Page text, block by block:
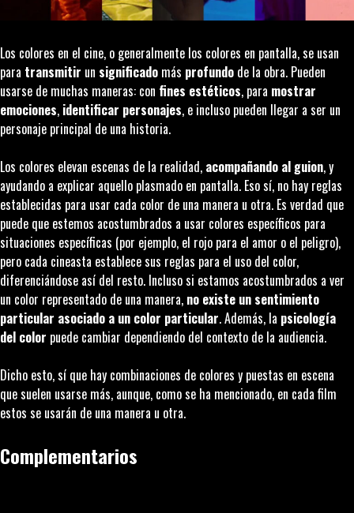
Los colores en el cine, o generalmente los colores en pantalla, se usan
para transmitir un significado más profundo de la obra. Pueden
usarse de muchas maneras: con fines estéticos, para mostrar
emociones, identificar personajes, e incluso pueden llegar a ser un
personaje principal de una historia.
Los colores elevan escenas de la realidad, acompañando al guion, y
ayudando a explicar aquello plasmado en pantalla. Eso sí, no hay reglas
establecidas para usar cada color de una manera u otra. Es verdad que
puede que estemos acostumbrados a usar colores específicos para
situaciones específicas (por ejemplo, el rojo para el amor o el peligro),
pero cada cineasta establece sus reglas para el uso del color,
diferenciándose así del resto. Incluso si estamos acostumbrados a ver
un color representado de una manera, no existe un sentimiento
particular asociado a un color particular. Además, la psicología
del color puede cambiar dependiendo del contexto de la audiencia.
Dicho esto, sí que hay combinaciones de colores y puestas en escena
que suelen usarse más, aunque, como se ha mencionado, en cada film
estos se usarán de una manera u otra.
Complementarios